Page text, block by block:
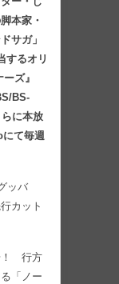
本家・
サガ」
するオリ
ズ』
BS-
に本放
て毎週
ッバ
カット
！ 行方
「ノー